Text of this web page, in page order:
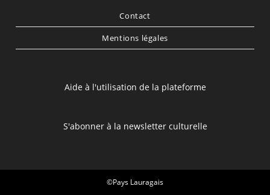
Contact
Mentions légales
Aide à l'utilisation de la plateforme
S'abonner à la newsletter culturelle
©Pays Lauragais